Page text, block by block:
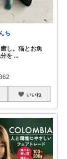
ち
癒し。猫とお魚
を ...
いいね